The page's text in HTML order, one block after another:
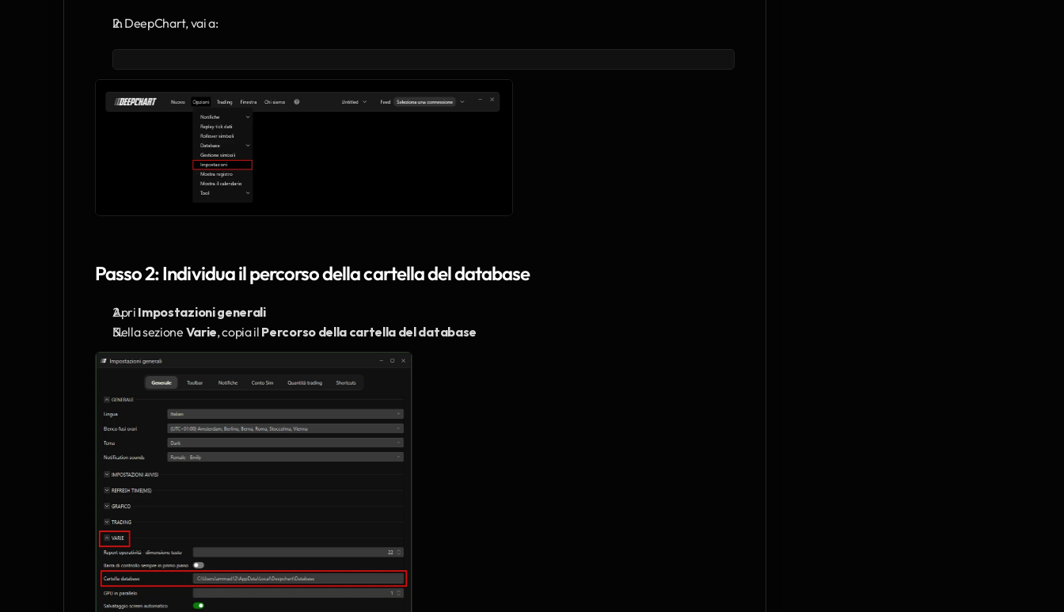
In DeepChart, vai a:
Passo 2: Individua il percorso della cartella del database
Apri Impostazioni generali
Nella sezione Varie, copia il Percorso della cartella del database